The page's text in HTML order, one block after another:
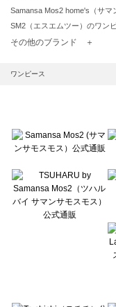
Samansa Mos2 home's（サ
SM2（エスエムツー）のワン
TSUHARU by Samansa Mos2
Samansa Mos2 blue（サマン
sō4ū（ソウフォーユー）のワ
Te chichi（テチチ）のワンピ
Te chichi CLASSIC（テチチ
Lugnoncure（ルノンキュール
BETTY'S BLUE（べティーズ
Wpc.（ワールドパーティー）
その他のブランド ＋
ワンピース